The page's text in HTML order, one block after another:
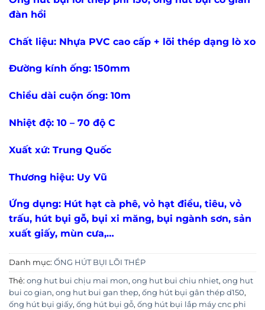
đàn hồi
Chất liệu: Nhựa PVC cao cấp + lõi thép dạng lò xo
Đường kính ống: 150mm
Chiều dài cuộn ống: 10m
Nhiệt độ: 10 – 70 độ C
Xuất xứ: Trung Quốc
Thương hiệu: Uy Vũ
Ứng dụng: Hút hạt cà phê, vỏ hạt điều, tiêu, vỏ
trấu, hút bụi gỗ, bụi xi măng, bụi ngành sơn, sản
xuất giấy, mùn cưa,…
Danh mục: ỐNG HÚT BỤI LÕI THÉP
Thẻ: ong hut bui chịu mai mon, ong hut bui chiu nhiet, ong hut
bui co gian, ong hut bui gan thep, ống hút bụi gân thép d150,
ống hút bụi giấy, ống hút bụi gỗ, ống hút bụi lắp máy cnc phi